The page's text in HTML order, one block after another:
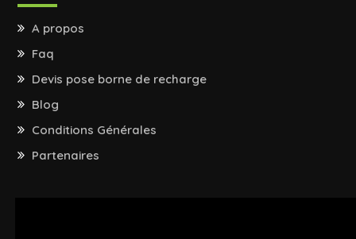
A propos
Faq
Devis pose borne de recharge
Blog
Conditions Générales
Partenaires